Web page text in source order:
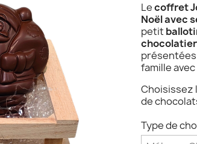
Lecoffret
Noël avec
petit
présentées
famille
Choisissez
de
Type de